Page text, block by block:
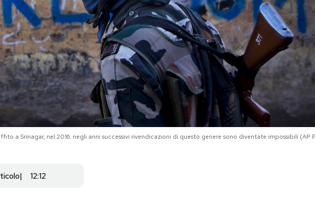
a Srinagar, nel 2016: negli anni successivi rivendicazioni di questo genere sono diventate impossibili (AP
12:12